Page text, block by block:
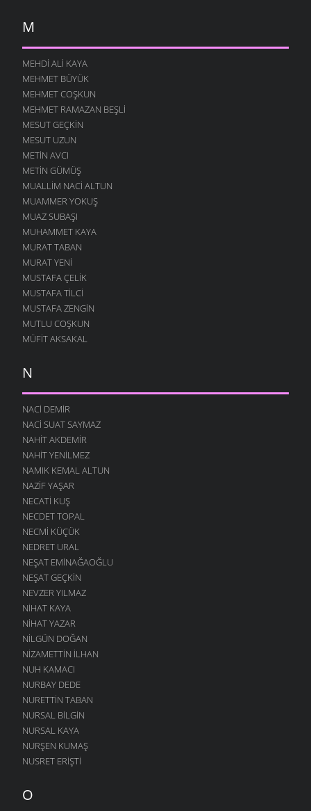
M
MEHDI ALI KAYA
MEHMET BÜYÜK
MEHMET COŞKUN
MEHMET RAMAZAN BEŞLI
MESUT GEÇKIN
MESUT UZUN
METIN AVCI
METIN GÜMÜŞ
MUALLIM NACI ALTUN
MUAMMER YOKUŞ
MUAZ SUBAŞI
MUHAMMET KAYA
MURAT TABAN
MURAT YENI
MUSTAFA ÇELIK
MUSTAFA TILCI
MUSTAFA ZENGIN
MUTLU COŞKUN
MÜFIT AKSAKAL
N
NACI DEMIR
NACI SUAT SAYMAZ
NAHIT AKDEMIR
NAHIT YENILMEZ
NAMIK KEMAL ALTUN
NAZIF YAŞAR
NECATI KUŞ
NECDET TOPAL
NECMI KÜÇÜK
NEDRET URAL
NEŞAT EMINAĞAOĞLU
NEŞAT GEÇKIN
NEVZER YILMAZ
NIHAT KAYA
NIHAT YAZAR
NILGÜN DOĞAN
NIZAMETTIN İLHAN
NUH KAMACI
NURBAY DEDE
NURETTIN TABAN
NURSAL BILGIN
NURSAL KAYA
NURŞEN KUMAŞ
NUSRET ERIŞTI
O